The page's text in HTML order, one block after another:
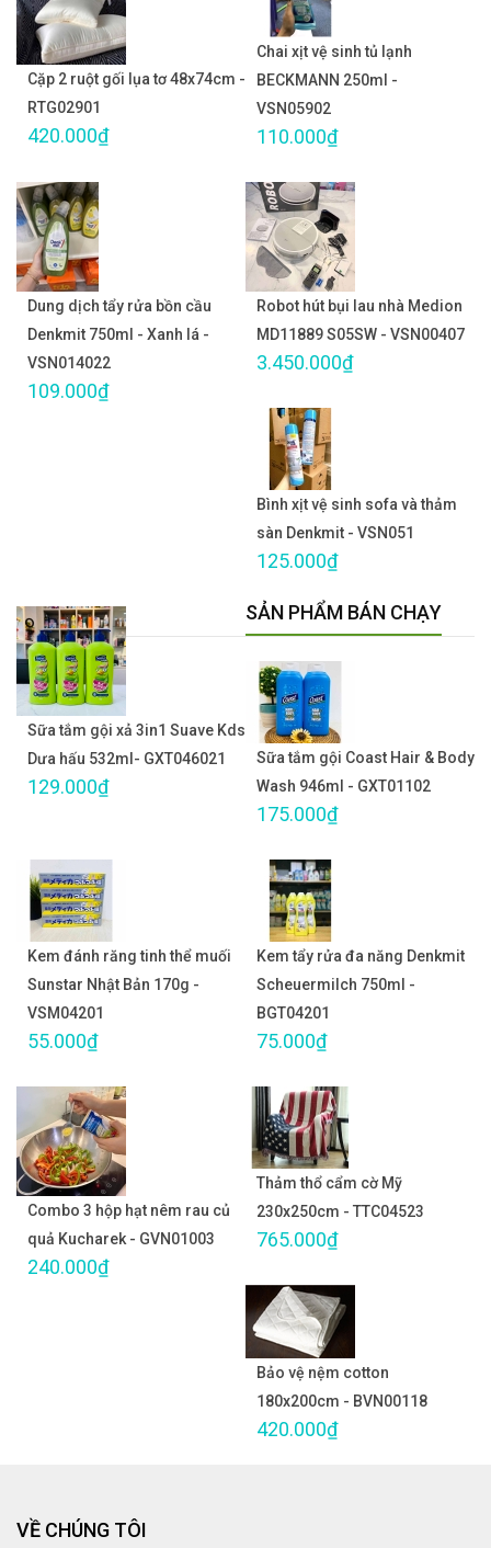
Cặp 2 ruột gối lụa tơ 48x74cm -
RTG02901
420.000₫
Chai xịt vệ sinh tủ lạnh
BECKMANN 250ml -
VSN05902
110.000₫
Dung dịch tẩy rửa bồn cầu
Denkmit 750ml - Xanh lá -
VSN014022
109.000₫
Robot hút bụi lau nhà Medion
MD11889 S05SW - VSN00407
3.450.000₫
Bình xịt vệ sinh sofa và thảm
sàn Denkmit - VSN051
125.000₫
Sữa tắm gội xả 3in1 Suave Kds
Dưa hấu 532ml- GXT046021
129.000₫
SẢN PHẨM BÁN CHẠY
Sữa tắm gội Coast Hair & Body
Wash 946ml - GXT01102
175.000₫
Kem đánh răng tinh thể muối
Sunstar Nhật Bản 170g -
VSM04201
55.000₫
Kem tẩy rửa đa năng Denkmit
Scheuermilch 750ml -
BGT04201
75.000₫
Combo 3 hộp hạt nêm rau củ
quả Kucharek - GVN01003
240.000₫
Thảm thổ cẩm cờ Mỹ
230x250cm - TTC04523
765.000₫
Bảo vệ nệm cotton
180x200cm - BVN00118
420.000₫
VỀ CHÚNG TÔI